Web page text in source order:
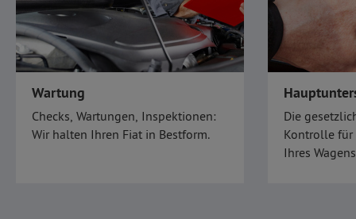
Wartung
Checks, Wartungen, Inspektionen:
Wir halten Ihren Fiat in Bestform.
Die
Kontrolle für
Ihres